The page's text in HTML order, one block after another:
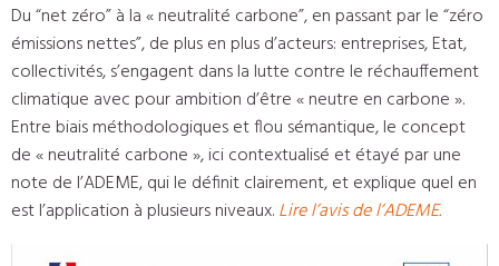
Du “net zéro” à la « neutralité carbone”, en passant par le “zéro
émissions nettes”, de plus en plus d’acteurs: entreprises, Etat,
collectivités, s’engagent dans la lutte contre le réchauffement
climatique avec pour ambition d’être « neutre en carbone ».
Entre biais méthodologiques et flou sémantique, le concept
de « neutralité carbone », ici contextualisé et étayé par une
note de l’ADEME, qui le définit clairement, et explique quel en
est l’application à plusieurs niveaux.Lire l’avis de l’ADEME.